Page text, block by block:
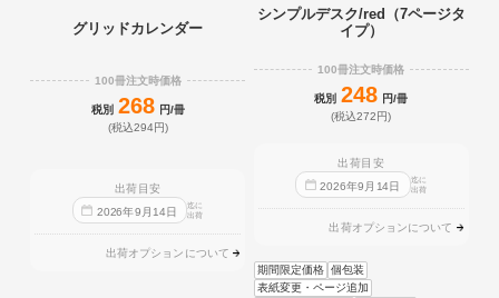
グリッドカレンダー
100冊注文時価格
税別 268 円/冊
(税込294円)
出荷目安
2026年9 月 14日
迄に
出荷
出荷オプションについて
シンプルデスク/red（7ページタ
イプ）
100冊注文時価格
税別 248 円/冊
(税込272円)
出荷目安
2026年9 月 14日
迄に
出荷
出荷オプションについて
期間限定価格 個包装
表紙変更・ページ追加